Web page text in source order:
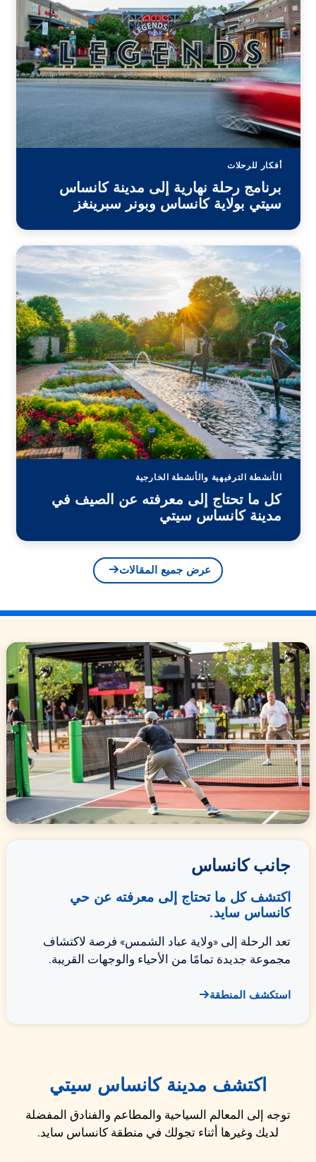
أفكار للرحلات
برنامج رحلة نهارية إلى مدينة كانساس
سيتي بولاية كانساس وبونر سبرينغز
الأنشطة الترفيهية والأنشطة الخارجية
كل ما تحتاج إلى معرفته عن الصيف في
مدينة كانساس سيتي
عرض جميع المقالات
جانب كانساس
اكتشف كل ما تحتاج إلى معرفته عن حي
كانساس سايد.
تعد الرحلة إلى «ولاية عباد الشمس» فرصة لاكتشاف
مجموعة جديدة تمامًا من الأحياء والوجهات القريبة.
استكشف المنطقة
اكتشف مدينة كانساس سيتي
توجه إلى المعالم السياحية والمطاعم والفنادق المفضلة
لديك وغيرها أثناء تجولك في منطقة كانساس سايد.